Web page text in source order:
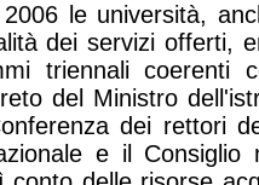
le università,
dei servizi offerti,
triennali coerenti
del Ministro
dei rettori
e il Consiglio